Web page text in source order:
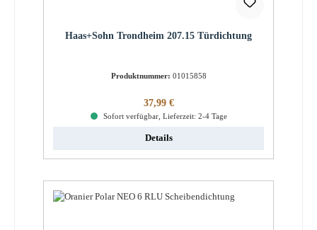
Haas+Sohn Trondheim 207.15 Türdichtung
Produktnummer: 01015858
Regulärer Preis:
37,99 €
Sofort verfügbar, Lieferzeit: 2-4 Tage
Details